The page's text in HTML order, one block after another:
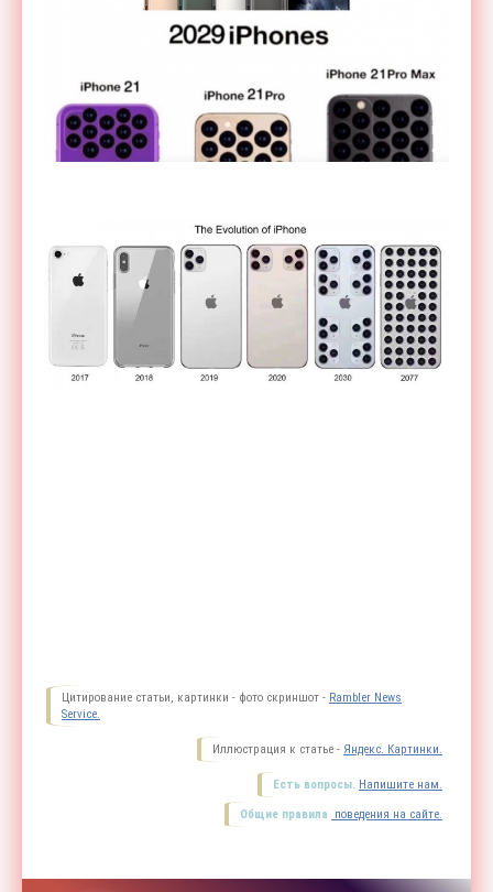
Цитирование статьи, картинки - фото скриншот - Rambler News
Service.
Иллюстрация к статье - Яндекс. Картинки.
Есть вопросы. Напишите нам.
Общие правила поведения на сайте.